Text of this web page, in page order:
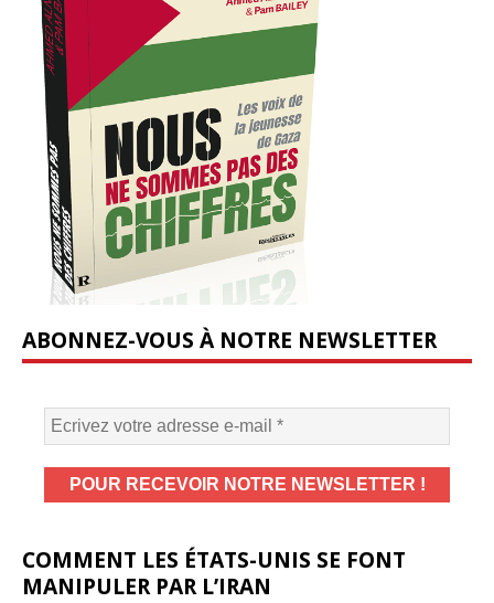
ABONNEZ-VOUS À NOTRE NEWSLETTER
COMMENT LES ÉTATS-UNIS SE FONT
MANIPULER PAR L’IRAN